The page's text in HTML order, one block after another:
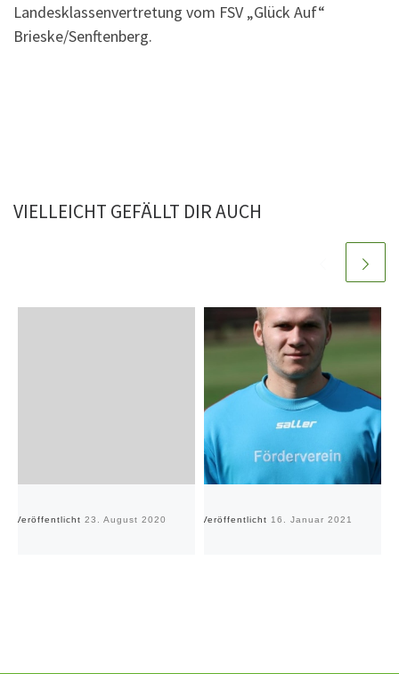
Landesklassenvertretung vom FSV „Glück Auf“
Brieske/Senftenberg.
VIELLEICHT GEFÄLLT DIR AUCH
Veröffentlicht 23. August 2020 Veröffentlicht 16. Januar 2021